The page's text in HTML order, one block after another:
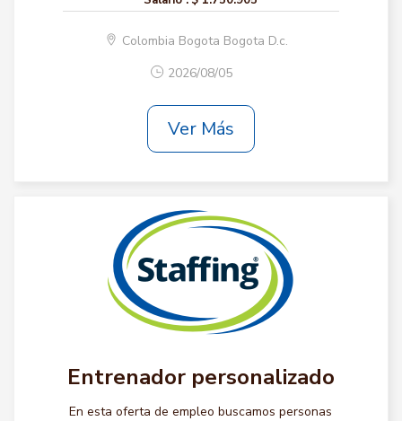
Colombia Bogota Bogota D.c.
2026/08/05
Ver Más
Entrenador personalizado
En esta oferta de empleo buscamos personas